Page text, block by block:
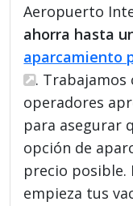
Aeropuerto
ahorra hasta
aparcamiento
. Trabajamos
operadores
para asegurar
opción de
precio posible.
empieza tus